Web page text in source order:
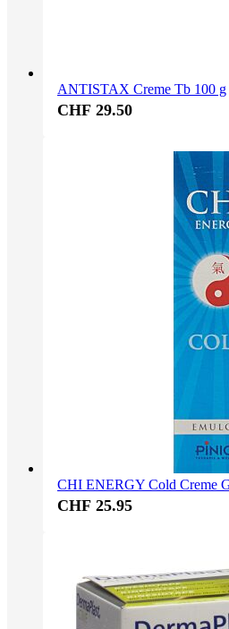
ANTISTAX Creme Tb 100 g
CHF 29.50
CHI ENERGY Cold Creme
CHF 25.95